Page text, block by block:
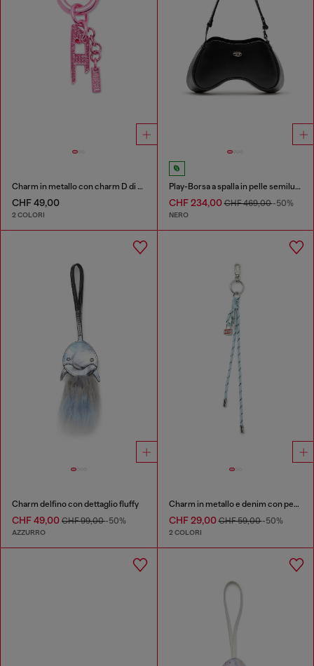
Charm in metallo con charm D di strass
CHF 49,00
2 COLORI
Play-Borsa a spalla in pelle semilucida
CHF 234,00CHF 469,00-50%
NERO
Charm delfino con dettaglio fluffy
CHF 49,00 CHF 99,00-50%
AZZURRO
Charm in metallo e denim con pendente Diesel
CHF 29,00CHF 59,00-50%
2 COLORI